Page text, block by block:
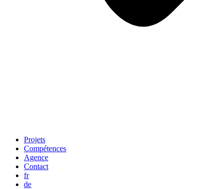
Projets
Compétences
Agence
Contact
fr
de